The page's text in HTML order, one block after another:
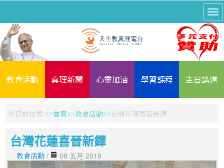
教會活動 真理新聞 心靈加油 學習課程 主日講道
你目前位置: 首頁 教會活動 台灣花蓮喜晉新鐸
台灣花蓮喜晉新鐸
教會活動 / 08 五月 2019